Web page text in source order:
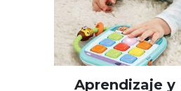
Aprendizaje